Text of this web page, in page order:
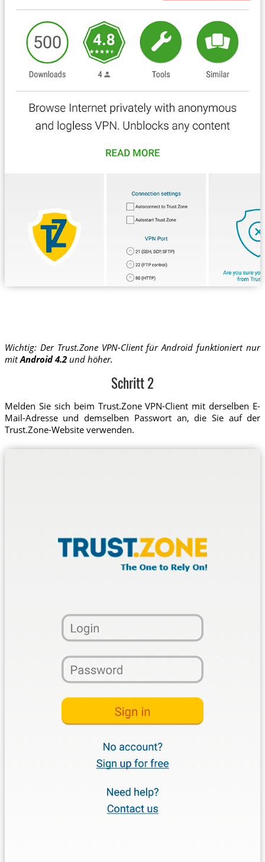
Wichtig: Der Trust.Zone VPN-Client für Android funktioniert nur
mitAndroid 4.2und höher.
Schritt 2
Melden Sie sich beim Trust.Zone VPN-Client mit derselben E-
Mail-Adresse und demselben Passwort an, die Sie auf der
Trust.Zone-Website verwenden.